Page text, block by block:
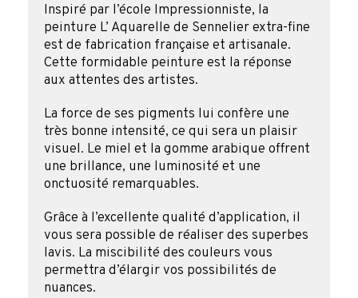
Inspiré par l’école Impressionniste, la
peinture L’ Aquarelle de Sennelier extra-fine
est de fabrication française et artisanale.
Cette formidable peinture est la réponse
aux attentes des artistes.
La force de ses pigments lui confère une
très bonne intensité, ce qui sera un plaisir
visuel. Le miel et la gomme arabique offrent
une brillance, une luminosité et une
onctuosité remarquables.
Grâce à l’excellente qualité d’application, il
vous sera possible de réaliser des superbes
lavis. La miscibilité des couleurs vous
permettra d’élargir vos possibilités de
nuances.